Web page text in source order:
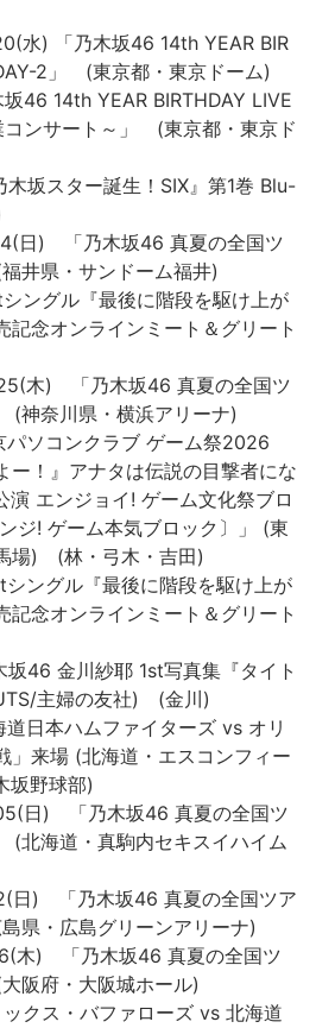
水) 「乃木坂46 14th YEAR BIR
2」 (東京都・東京ドーム)
46 14th YEAR BIRTHDAY LIVE
コンサート～」 (東京都・東京ド
坂スター誕生！SIX』第1巻 Blu-
日) 「乃木坂46 真夏の全国ツ
井県・サンドーム福井)
ングル『最後に階段を駆け上が
記念オンラインミート＆グリート
木) 「乃木坂46 真夏の全国ツ
(神奈川県・横浜アリーナ)
ソコンクラブ ゲーム祭2026
ー！』アナタは伝説の目撃者にな
演 エンジョイ! ゲーム文化祭ブロ
ジ! ゲーム本気ブロック〕」 (東
場) (林・弓木・吉田)
ングル『最後に階段を駆け上が
記念オンラインミート＆グリート
46 金川紗耶 1st写真集『タイト
主婦の友社) (金川)
日本ハムファイターズ vs オリ
」来場 (北海道・エスコンフィー
坂野球部)
日) 「乃木坂46 真夏の全国ツ
(北海道・真駒内セキスイハイム
日) 「乃木坂46 真夏の全国ツア
県・広島グリーンアリーナ)
木) 「乃木坂46 真夏の全国ツ
阪府・大阪城ホール)
クス・バファローズ vs 北海道